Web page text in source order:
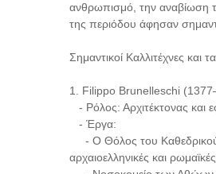
ανθρωπισμό, την αναβίωση
της περιόδου άφησαν
Σημαντικοί Καλλιτέχνες και
1. Filippo Brunelleschi
- Ρόλος: Αρχιτέκτονας και
- Έργα:
- Ο Θόλος του Καθεδρικού
αρχαιοελληνικές και